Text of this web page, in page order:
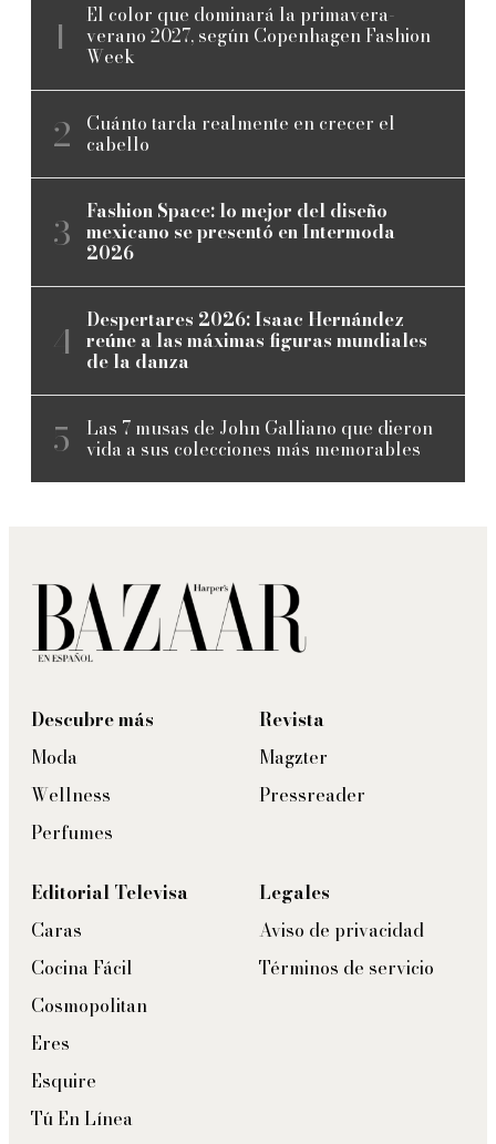
El color que dominará la primavera-
verano 2027, según Copenhagen Fashion
Week
Cuánto tarda realmente en crecer el
cabello
Fashion Space: lo mejor del diseño
mexicano se presentó en Intermoda
2026
Despertares 2026: Isaac Hernández
reúne a las máximas figuras mundiales
de la danza
Las 7 musas de John Galliano que dieron
vida a sus colecciones más memorables
Descubre más
Moda
Wellness
Perfumes
Revista
Magzter
Pressreader
Editorial Televisa
Caras
Cocina Fácil
Cosmopolitan
Eres
Esquire
Tú En Línea
Legales
Aviso de privacidad
Términos de servicio